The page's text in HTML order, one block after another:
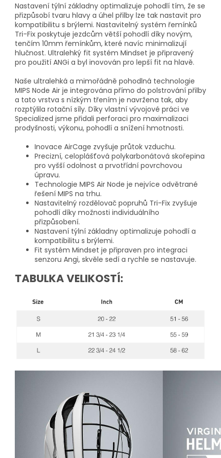
Nastavení týlní základny optimalizuje pohodlí tím, že se
přizpůsobí tvaru hlavy a úhel přilby lze tak nastavit pro
kompatibilitu s brýlemi. Nastavitelný systém řemínků
Tri-Fix poskytuje jezdcům větší pohodlí díky novým,
tenčím 10mm řemínkům, které navíc minimalizují
hlučnost. Ultralehký fit systém Mindset je připravený
pro použití ANGi a byl inovován pro lepší fit na hlavě.
Naše ultralehká a mimořádně pohodlná technologie
MIPS Node Air je integrována přímo do polstrování přilby
a tato vrstva s nízkým třením je navržena tak, aby
rozptýlila rotační síly. Díky vlastní vývojové práci ve
Specialized jsme přidali perforaci pro maximalizaci
prodyšnosti, výkonu, pohodlí a snížení hmotnosti.
Inovace AirCage zvyšuje průtok vzduchu.
Precizní, celoplášťová polykarbonátová skořepina
pro vyšší odolnost a prvotřídní povrchovou
úpravu.
Technologie MIPS Air Node je nejvíce odvětrané
řešení MIPS na trhu.
Nastavitelný rozdělovač popruhů Tri-Fix zvyšuje
pohodlí díky možnosti individuálního
přizpůsobení.
Nastavení týlní základny optimalizuje pohodlí a
kompatibilitu s brýlemi.
Fit systém Mindset je připraven pro integraci
senzoru Angi, skvěle sedí a rychle se nastavuje.
TABULKA VELIKOSTÍ: